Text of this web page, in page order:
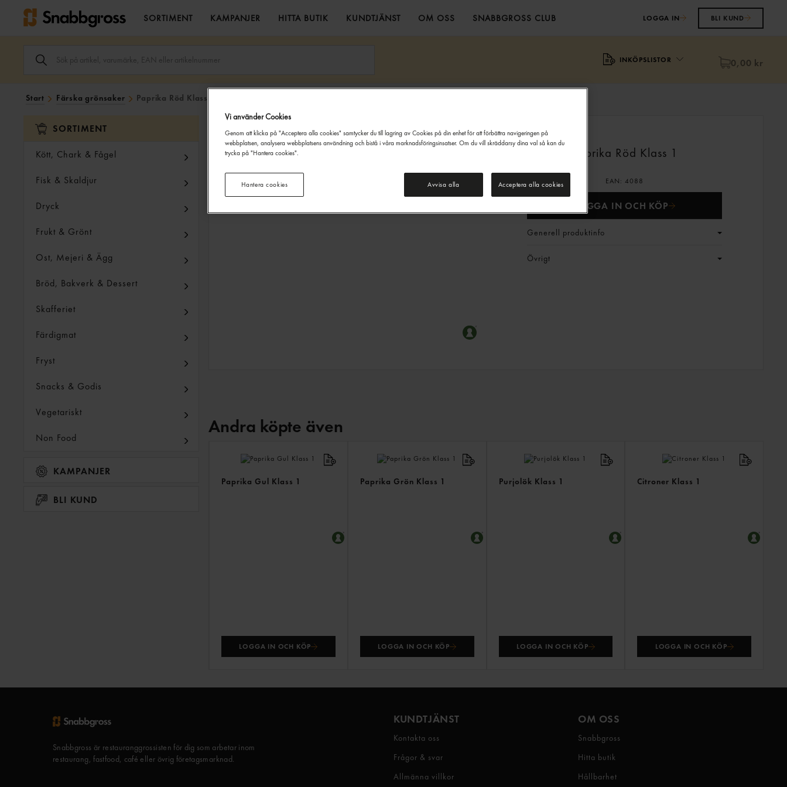
SORTIMENT KAMPANJER HITTA BUTIK KUNDTJÄNST OM OSS SNABBGROSS CLUB LOGGA IN BLI KUND
ARTIKEL,
ARTIKELNUMMER
SÖK
FÄLTET.
INKÖPSLISTOR 0,00 kr
Start Färska grönsaker Paprika Röd Klass 1
SORTIMENT
Kött, Chark & Fågel
Fisk & Skaldjur
Dryck
Frukt & Grönt
Ost, Mejeri & Ägg
Bröd, Bakverk & Dessert
Skafferiet
Färdigmat
Fryst
Snacks & Godis
Vegetariskt
Non Food
KAMPANJER
BLI KUND
Paprika Röd Klass 1
EAN: 4088
LOGGA IN OCH KÖP
Generell produktinfo
Övrigt
Andra köpte även
Paprika Gul Klass 1
LOGGA IN OCH KÖP
Paprika Grön Klass 1
LOGGA IN OCH KÖP
Purjolök Klass 1
LOGGA IN OCH KÖP
Citroner Klass 1
LOGGA IN OCH KÖP
Snabbgross är restauranggrossisten för dig som arbetar inom
restaurang, fastfood, café eller övrig företagsmarknad.
KUNDTJÄNST
Kontakta oss
Frågor & svar
Allmänna villkor
OM OSS
Snabbgross
Hitta butik
Hållbarhet
Godkänn Ålder
Denna webbsida innehåller information om alkoholdrycker. För inköp
och besök på denna webbplats måste du vara 20 år eller äldre.
Vi använder Cookies
Genom att klicka på "Acceptera alla cookies" samtycker du till lagring av Cookies på din enhet för att förbättra navigeringen på
webbplatsen, analysera webbplatsens användning och bistå i våra marknadsföringsinsatser. Om du vill skräddarsy dina val så kan du
trycka på "Hantera cookies".
Avvisa alla Acceptera alla cookies
Hantera cookies